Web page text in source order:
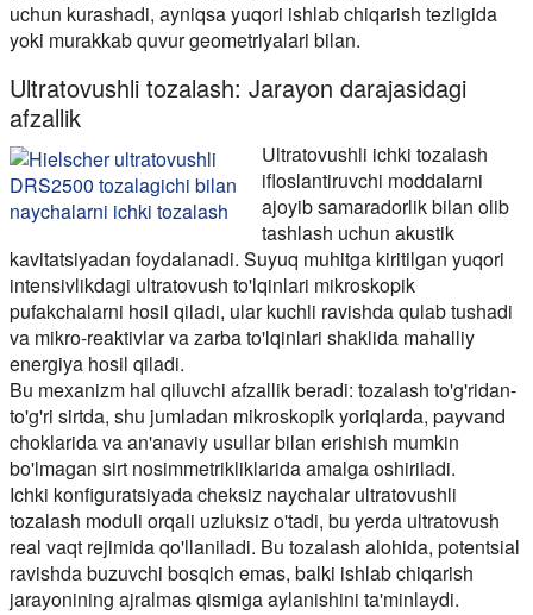
uchun kurashadi, ayniqsa yuqori ishlab chiqarish tezligida
yoki murakkab quvur geometriyalari bilan.
Ultratovushli tozalash: Jarayon darajasidagi
afzallik
Ultratovushli ichki tozalash
ifloslantiruvchi moddalarni
ajoyib samaradorlik bilan olib
tashlash uchun akustik
kavitatsiyadan foydalanadi. Suyuq muhitga kiritilgan yuqori
intensivlikdagi ultratovush to'lqinlari mikroskopik
pufakchalarni hosil qiladi, ular kuchli ravishda qulab tushadi
va mikro-reaktivlar va zarba to'lqinlari shaklida mahalliy
energiya hosil qiladi.
Bu mexanizm hal qiluvchi afzallik beradi: tozalash to'g'ridan-
to'g'ri sirtda, shu jumladan mikroskopik yoriqlarda, payvand
choklarida va an'anaviy usullar bilan erishish mumkin
bo'lmagan sirt nosimmetrikliklarida amalga oshiriladi.
Ichki konfiguratsiyada cheksiz naychalar ultratovushli
tozalash moduli orqali uzluksiz o'tadi, bu yerda ultratovush
real vaqt rejimida qo'llaniladi. Bu tozalash alohida, potentsial
ravishda buzuvchi bosqich emas, balki ishlab chiqarish
jarayonining ajralmas qismiga aylanishini ta'minlaydi.